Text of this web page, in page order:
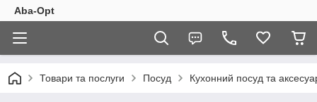
Aba-Opt
Товари та послуги Посуд Кухонний посуд та